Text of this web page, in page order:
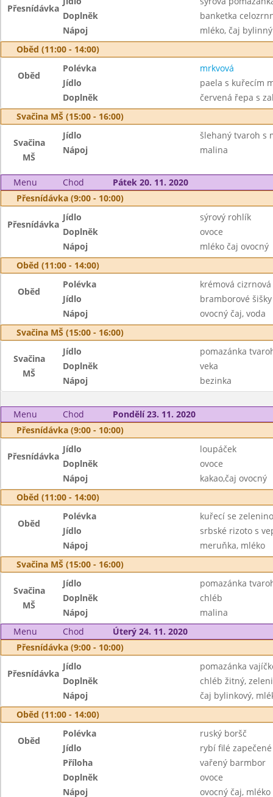
Přesnídávka
Doplněk
banketka
Nápoj
mléko, čaj bylinný
Oběd (11:00 - 14:00)
Oběd
Polévka
mrkvová
Jídlo
paela s kuřecím
Doplněk
červená řepa s
Svačina MŠ (15:00 - 16:00)
Svačina
MŠ
Jídlo
šlehaný tvaroh s
Nápoj
malina
Menu Chod
Pátek 20. 11. 2020
Přesnídávka (9:00 - 10:00)
Přesnídávka
Jídlo
sýrový rohlík
Doplněk
ovoce
Nápoj
mléko čaj ovocný
Oběd (11:00 - 14:00)
Oběd
Polévka
krémová cizrnová
Jídlo
bramborové
Nápoj
ovocný čaj, voda
Svačina MŠ (15:00 - 16:00)
Svačina
MŠ
Jídlo
pomazánka
Doplněk
veka
Nápoj
bezinka
Menu Chod
Pondělí 23. 11. 2020
Přesnídávka (9:00 - 10:00)
Přesnídávka
Jídlo
loupáček
Doplněk
ovoce
Nápoj
kakao,čaj ovocný
Oběd (11:00 - 14:00)
Oběd
Polévka
kuřecí se
Jídlo
srbské rizoto s
Nápoj
meruňka, mléko
Svačina MŠ (15:00 - 16:00)
Svačina
MŠ
Jídlo
pomazánka
Doplněk
chléb
Nápoj
malina
Menu
Chod
Úterý 24. 11. 2020
Přesnídávka (9:00 - 10:00)
Přesnídávka
Jídlo
pomazánka
Doplněk
chléb žitný,
Nápoj
čaj bylinkový,
Oběd (11:00 - 14:00)
Oběd
Polévka
ruský boršč
Jídlo
rybí filé
Příloha
vařený barmbor
Doplněk
ovoce
Nápoj
ovocný čaj, mléko